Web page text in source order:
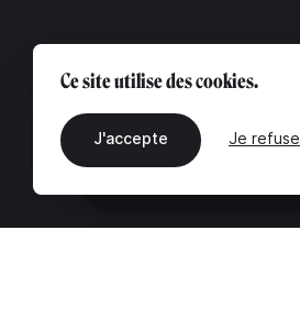
Ce site utilise des cookies.
J'accepte Je refuse